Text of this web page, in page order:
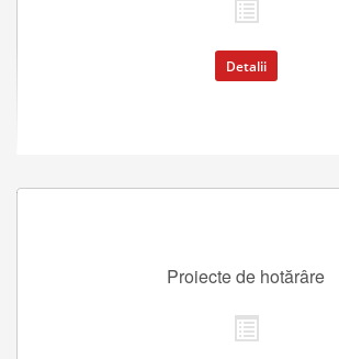
Detalii
Proiecte de hotărâre